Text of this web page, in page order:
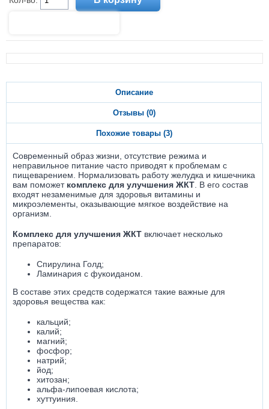
Описание
Отзывы (0)
Похожие товары (3)
Современный образ жизни, отсутствие режима и
неправильное питание часто приводят к проблемам с
пищеварением. Нормализовать работу желудка и кишечника
вам поможет комплекс для улучшения ЖКТ . В его состав
входят незаменимые для здоровья витамины и
микроэлементы, оказывающие мягкое воздействие на
организм.
Комплекс для улучшения ЖКТ включает несколько
препаратов:
Спирулина Голд;
Ламинария с фукоиданом.
В составе этих средств содержатся такие важные для
здоровья вещества как:
кальций;
калий;
магний;
фосфор;
натрий;
йод;
хитозан;
альфа-липоевая кислота;
хуттуиния.